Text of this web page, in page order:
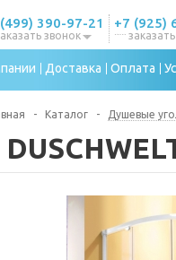
390-97-21
звонок
+7 (925)
Доставка Оплата
- Каталог - Душевые